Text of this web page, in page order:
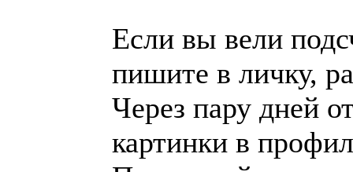
Если вы вели
пишите в личку,
Через пару дней
картинки в